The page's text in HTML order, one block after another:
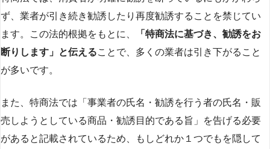
ず、業者が引き続き勧誘したり再度勧誘することを禁じてい
ます。この法的根拠をもとに、
「特商法に基づき、勧誘をお
断りします」と伝えることで、多くの業者は引き下がること
が多いです​​。
また、特商法では「事業者の氏名・勧誘を行う者の氏名・販
売しようとしている商品・勧誘目的である旨」を告げる必要
があると記載されているため、もしどれか１つでもを隠して